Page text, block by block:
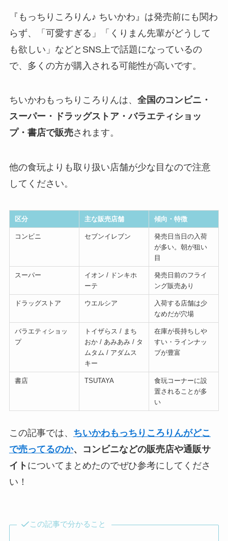
『もっちりころりん♪ ちいかわ』は発売前にも関わ
らず、「可愛すぎる」「くりまん先輩がどうして
も欲しい」などとSNS上で話題になっているの
で、多くの方が購入される可能性が高いです。
ちいかわもっちりころりんは、 全国のコンビニ・
スーパー・ドラッグストア・バラエティショッ
プ・書店で販売されます。
他の食玩よりも取り扱い店舗が少な目なので注意
してください。
区分 主な販売店舗 傾向・特徴
コンビニ セブンイレブン
発売日当日の入荷
が多い。朝が狙い
目
スーパー
イオン / ドンキホ
ーテ
発売日前のフライ
ング販売あり
ドラッグストア ウエルシア
入荷する店舗は少
なめだが穴場
バラエティショッ
プ
トイザらス / まち
おか / あみあみ / タ
ムタム / アダムス
キー
在庫が長持ちしや
すい・ラインナッ
プが豊富
書店 TSUTAYA
食玩コーナーに設
置されることが多
い
この記事では、 ちいかわもっちりころりんがどこ
で売ってるのか、コンビニなどの販売店や通販サ
イト についてまとめたのでぜひ参考にしてくださ
い！
この記事で分かること